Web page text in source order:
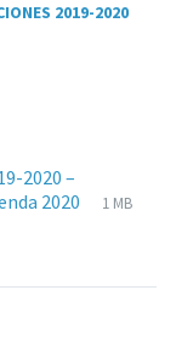
2019-2020
2020 –
2020
pdf
Tamaño
1 MB